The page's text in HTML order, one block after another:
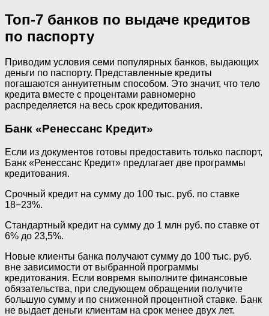
Топ-7 банков по выдаче кредитов
по паспорту
Приводим условия семи популярных банков, выдающих
деньги по паспорту. Представленные кредиты
погашаются аннуитетным способом. Это значит, что тело
кредита вместе с процентами равномерно
распределяется на весь срок кредитования.
Банк «Ренессанс Кредит»
Если из документов готовы предоставить только паспорт,
Банк «Ренессанс Кредит» предлагает две программы
кредитования.
Срочный кредит на сумму до 100 тыс. руб. по ставке
18−23%.
Стандартный кредит на сумму до 1 млн руб. по ставке от
6% до 23,5%.
Новые клиенты банка получают сумму до 100 тыс. руб.
вне зависимости от выбранной программы
кредитования. Если вовремя выполните финансовые
обязательства, при следующем обращении получите
большую сумму и по сниженной процентной ставке. Банк
не выдает деньги клиентам на срок менее двух лет.